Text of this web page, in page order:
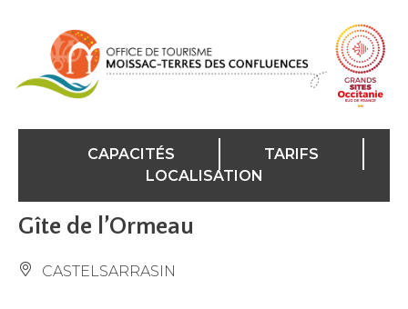
CAPACITÉS
TARIFS
LOCALISATION
Gîte de l’Ormeau
CASTELSARRASIN